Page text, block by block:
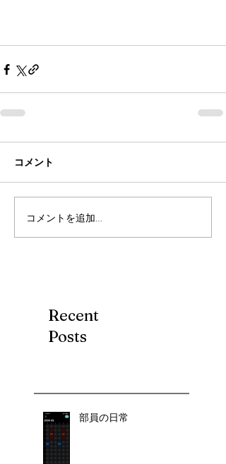
コメント
コメントを追加…
Recent
Posts
部員の日常